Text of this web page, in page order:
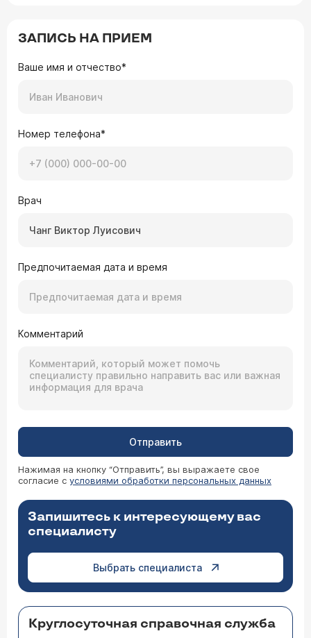
ЗАПИСЬ НА ПРИЕМ
Ваше имя и отчество*
Номер телефона*
Врач
Предпочитаемая дата и время
Комментарий
Отправить
Нажимая на кнопку “Отправить”, вы выражаете свое
согласие с условиями обработки персональных данных
Запишитесь к интересующему вас
специалисту
Выбрать специалиста
Круглосуточная справочная служба